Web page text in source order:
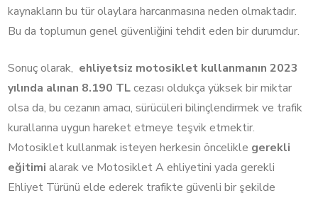
kaynakların bu tür olaylara harcanmasına neden olmaktadır.
Bu da toplumun genel güvenliğini tehdit eden bir durumdur.
Sonuç olarak, ehliyetsiz motosiklet kullanmanın 2023
yılında alınan 8.190 TLcezası oldukça yüksek bir miktar
olsa da, bu cezanın amacı, sürücüleri bilinçlendirmek ve trafik
kurallarına uygun hareket etmeye teşvik etmektir.
Motosiklet kullanmak isteyen herkesin öncelikle gerekli
eğitimi alarak ve Motosiklet A ehliyetini yada gerekli
Ehliyet Türünü elde ederek trafikte güvenli bir şekilde